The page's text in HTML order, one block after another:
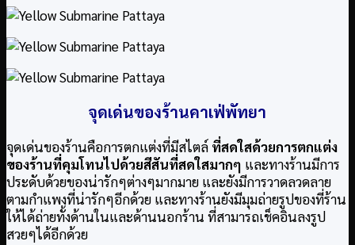
จุดเด่นของร้านคาเฟ่พัทยา
จุดเด่นของร้านคือการตกแต่งที่มีสไตล์ ที่สดใสด้วยการตกแต่ง
ของร้านที่คุมโทนไปด้วยสีสันที่สดใสมากๆ และทางร้านมีการ
ประดับด้วยของน่ารักๆต่างๆมากมาย และยังมีการวาดลวดลาย
ตามกำแพงที่น่ารักๆอีกด้วย และทางร้านยังมีมุมถ่ายรูปของที่ร้าน
ให้ได้ถ่ายทั้งด้านในและด้านนอกร้าน ที่สามารถเช็คอินลงรูป
สวยๆได้อีกด้วย